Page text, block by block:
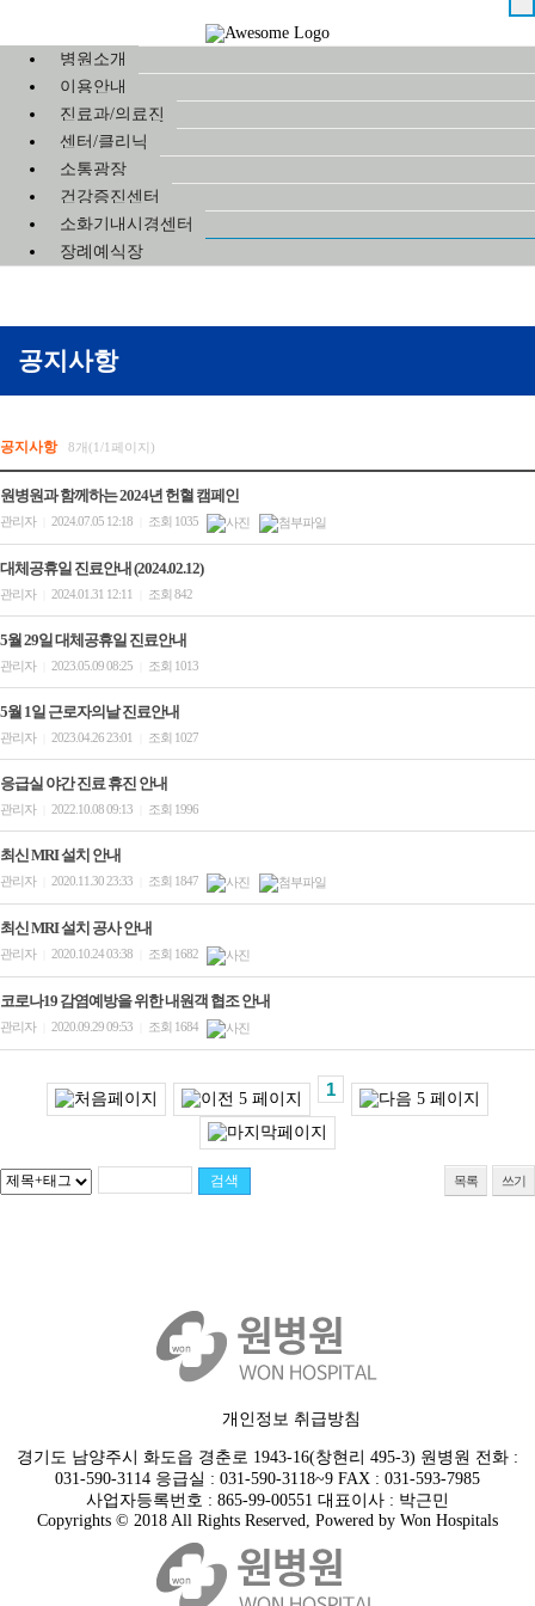
병원소개
이용안내
진료과/의료진
센터/클리닉
소통광장
건강증진센터
소화기내시경센터
장례예식장
공지사항
공지사항 8개(1/1페이지)
원병원과 함께하는 2024년 헌혈 캠페인
관리자 2024.07.05 12:18 조회 1035
대체공휴일 진료안내 (2024.02.12)
관리자 2024.01.31 12:11 조회 842
5월 29일 대체공휴일 진료안내
관리자 2023.05.09 08:25 조회 1013
5월 1일 근로자의날 진료안내
관리자 2023.04.26 23:01 조회 1027
응급실 야간 진료 휴진 안내
관리자 2022.10.08 09:13 조회 1996
최신 MRI 설치 안내
관리자 2020.11.30 23:33 조회 1847
최신 MRI 설치 공사 안내
관리자 2020.10.24 03:38 조회 1682
코로나19 감염예방을 위한 내원객 협조 안내
관리자 2020.09.29 09:53 조회 1684
1
목록 쓰기
개인정보 취급방침
경기도 남양주시 화도읍 경춘로 1943-16(창현리 495-3) 원병원 전화 :
031-590-3114 응급실 : 031-590-3118~9 FAX : 031-593-7985
사업자등록번호 : 865-99-00551 대표이사 : 박근민
Copyrights © 2018 All Rights Reserved, Powered by Won Hospitals